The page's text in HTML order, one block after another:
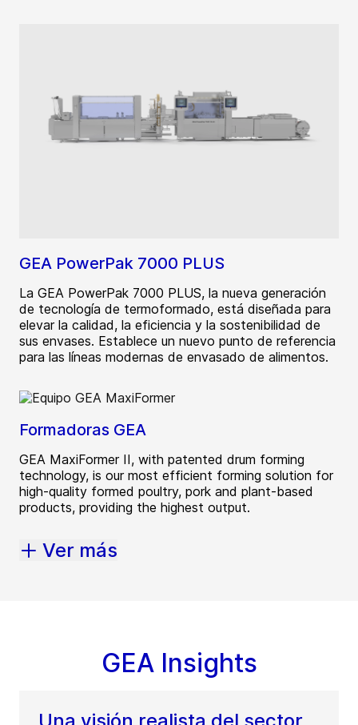
GEA PowerPak 7000 PLUS
La GEA PowerPak 7000 PLUS, la nueva generación
de tecnología de termoformado, está diseñada para
elevar la calidad, la eficiencia y la sostenibilidad de
sus envases. Establece un nuevo punto de referencia
para las líneas modernas de envasado de alimentos.
Formadoras GEA
GEA MaxiFormer II, with patented drum forming
technology, is our most efficient forming solution for
high-quality formed poultry, pork and plant-based
products, providing the highest output.
Ver más
GEA Insights